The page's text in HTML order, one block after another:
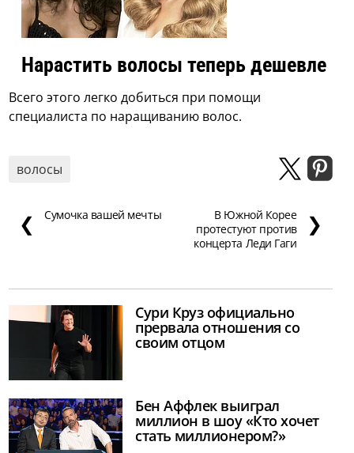
Нарастить волосы теперь дешевле
Всего этого легко добиться при помощи
специалиста по наращиванию волос.
волосы
❮ Сумочка вашей мечты
В Южной Корее
протестуют против
концерта Леди Гаги
❯
Сури Круз официально
прервала отношения со
своим отцом
Бен Аффлек выиграл
миллион в шоу «Кто хочет
стать миллионером?»